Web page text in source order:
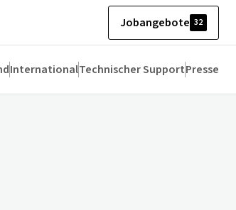
Jobangebote 32
InternationalTechnischer SupportPresse